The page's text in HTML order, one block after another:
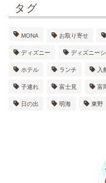
タグ
MONA お取り寄せ
ディズニー ディズニー
ホテル ランチ 入
子連れ 富士見 富
日の出 明海 東野